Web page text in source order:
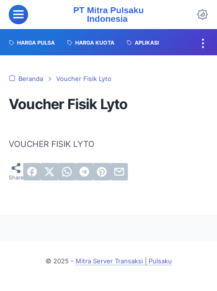
HARGA PULSA HARGA KUOTA APLIKASI
Beranda Voucher Fisik Lyto
Voucher Fisik Lyto
VOUCHER FISIK LYTO
© 2025 - Mitra Server Transaksi | Pulsaku